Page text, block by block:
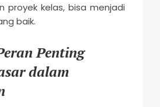
proyek kelas, bisa menjadi
baik.
Penting
dalam